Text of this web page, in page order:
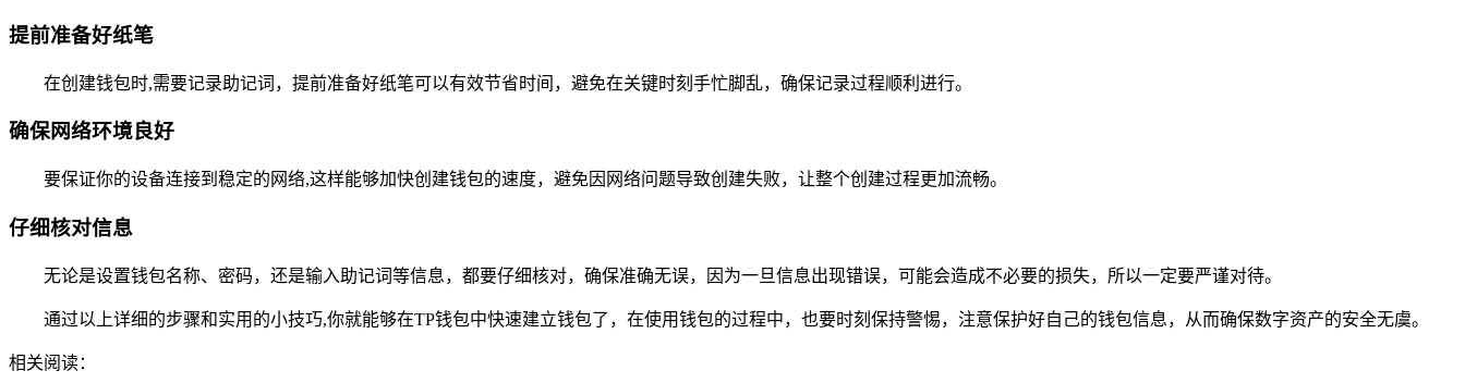
提前准备好纸笔
在创建钱包时,需要记录助记词，提前准备好纸笔可以有效节省时间，避免在关键时刻手忙脚乱，确保记录过程顺利进行。
确保网络环境良好
要保证你的设备连接到稳定的网络,这样能够加快创建钱包的速度，避免因网络问题导致创建失败，让整个创建过程更加流畅。
仔细核对信息
无论是设置钱包名称、密码，还是输入助记词等信息，都要仔细核对，确保准确无误，因为一旦信息出现错误，可能会造成不必要的损失，所以一定要严谨对待。
通过以上详细的步骤和实用的小技巧,你就能够在TP钱包中快速建立钱包了，在使用钱包的过程中，也要时刻保持警惕，注意保护好自己的钱包信息，从而确保数字资产的安全无虞。
相关阅读：